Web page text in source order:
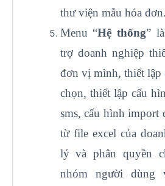
thư viện mẫu hóa đơn.
Menu “Hệ thống”
trợ doanh nghiệp
đơn vị mình, thiết lập
chọn, thiết lập cấu
sms, cấu hình import
từ file excel của
lý và phân quyền
nhóm người dùng